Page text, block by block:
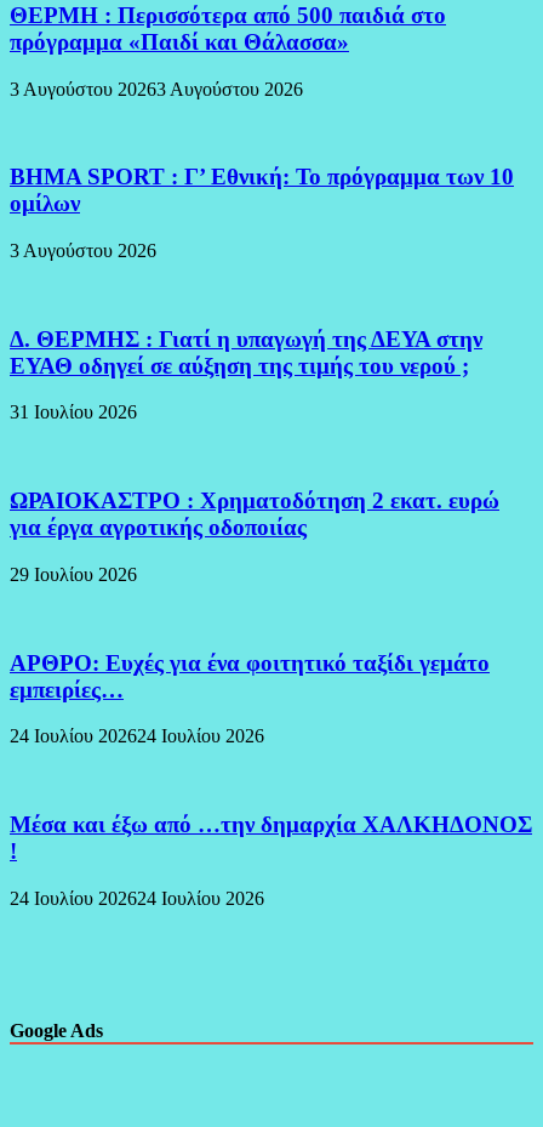
ΘΕΡΜΗ : Περισσότερα από 500 παιδιά στο
πρόγραμμα «Παιδί και Θάλασσα»
3 Αυγούστου 20263 Αυγούστου 2026
BHMA SPORT : Γ’ Εθνική: Το πρόγραμμα των 10
ομίλων
3 Αυγούστου 2026
Δ. ΘΕΡΜΗΣ : Γιατί η υπαγωγή της ΔΕΥΑ στην
ΕΥΑΘ οδηγεί σε αύξηση της τιμής του νερού ;
31 Ιουλίου 2026
ΩΡΑΙΟΚΑΣΤΡΟ : Χρηματοδότηση 2 εκατ. ευρώ
για έργα αγροτικής οδοποιίας
29 Ιουλίου 2026
ΑΡΘΡΟ: Ευχές για ένα φοιτητικό ταξίδι γεμάτο
εμπειρίες…
24 Ιουλίου 202624 Ιουλίου 2026
Μέσα και έξω από …την δημαρχία ΧΑΛΚΗΔΟΝΟΣ
!
24 Ιουλίου 202624 Ιουλίου 2026
Google Ads